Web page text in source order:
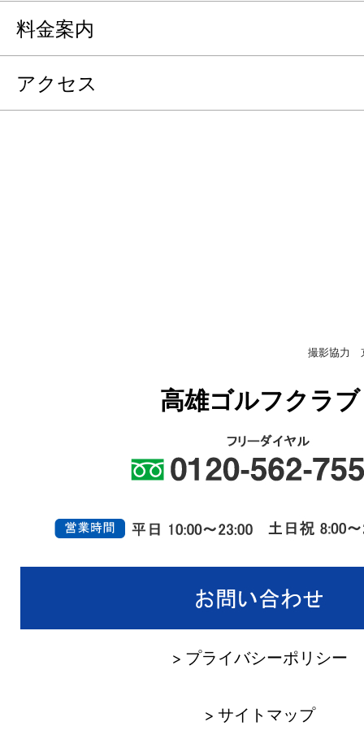
料金案内
アクセス
撮影協力
高雄ゴルフクラブ
> プライバシーポリシー
> サイトマップ